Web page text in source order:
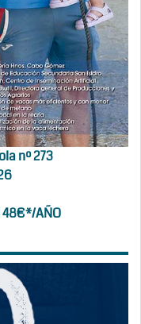
nº 273
48€*/AÑO